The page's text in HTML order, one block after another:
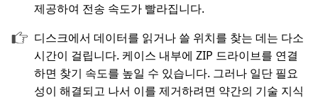
제공하여 전송 속도가 빨라집니다.
디스크에서 데이터를 읽거나 쓸 위치를 찾는 데는 다소
시간이 걸립니다. 케이스 내부에 ZIP 드라이브를 연결
하면 찾기 속도를 높일 수 있습니다. 그러나 일단 필요
성이 해결되고 나서 이를 제거하려면 약간의 기술 지식